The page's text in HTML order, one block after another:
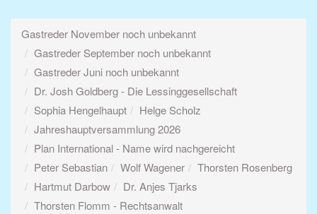
Gastreder November noch unbekannt
Gastreder September noch unbekannt
Gastreder Juni noch unbekannt
Dr. Josh Goldberg - Die Lessinggesellschaft
Sophia Hengelhaupt
Helge Scholz
Jahreshauptversammlung 2026
Plan International - Name wird nachgereicht
Peter Sebastian
Wolf Wagener
Thorsten Rosenberg
Hartmut Darbow
Dr. Anjes Tjarks
Thorsten Flomm - Rechtsanwalt